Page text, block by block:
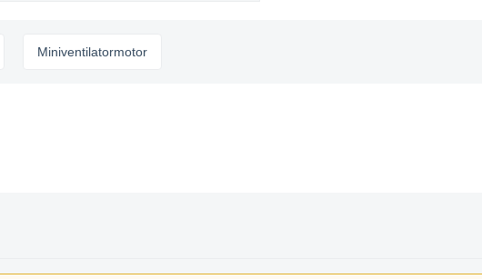
Miniventilatormotor